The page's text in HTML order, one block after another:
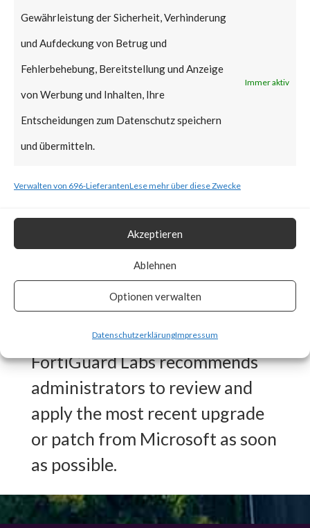
Gewährleistung der Sicherheit, Verhinderung
und Aufdeckung von Betrug und
Fehlerbehebung, Bereitstellung und Anzeige
von Werbung und Inhalten, Ihre
Entscheidungen zum Datenschutz speichern
und übermitteln.
Immer aktiv
Verwalten von 696-LieferantenLese mehr über diese Zwecke
Akzeptieren
Ablehnen
Optionen verwalten
DatenschutzerklärungImpressum
Patch Tuesday updates. Please
follow the link to learn more
about mitigation steps. [ Link ]
What FortiGuard Coverage is
available?
FortiGuard Labs has an
Endpoint Vulnerability
Signature in place for CVE-
2024-21410 to detect any
vulnerable systems and auto
patch if enabled.
FortiGuard Labs recommends
administrators to review and
apply the most recent upgrade
or patch from Microsoft as soon
as possible.